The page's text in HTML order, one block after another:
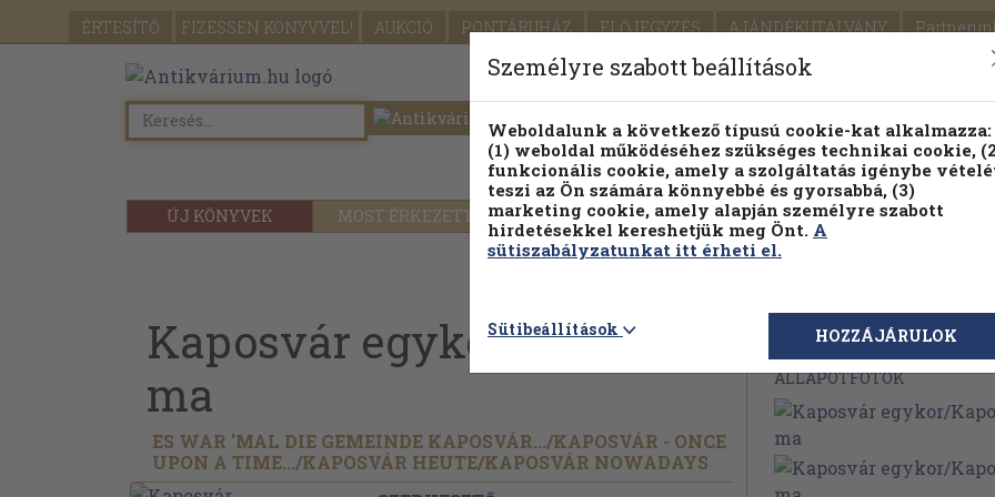
ÉRTESÍTŐ FIZESSEN KÖNYVVEL! AUKCIÓ PONTÁRUHÁZ ELŐJEGYZÉS AJÁNDÉKUTALVÁNY
SEGÍTSÉG
ÚJ KÖNYVEK MOST ÉRKEZETT PILLANATNYI ÁRAINK FENNTARTHATÓ
Részletes kereső Témaköri fa
Kaposvár egykor/Kaposvár
ma
ES WAR 'MAL DIE GEMEINDE KAPOSVÁR.../KAPOSVÁR - ONCE
UPON A TIME.../KAPOSVÁR HEUTE/KAPOSVÁR NOWADAYS
Megvásárolható
ÁLLAPOTFOTÓK
Személyre szabott beállítások
Weboldalunk a következő típusú cookie-kat alkalmazza:
(1) weboldal működéséhez szükséges technikai cookie,
funkcionális cookie, amely a szolgáltatás igénybe
teszi az Ön számára könnyebbé és gyorsabbá, (3)
marketing cookie, amely alapján személyre szabott
hirdetésekkel kereshetjük meg Önt. A
sütiszabályzatunkat itt érheti el.
Sütibeállítások HOZZÁJÁRULOK